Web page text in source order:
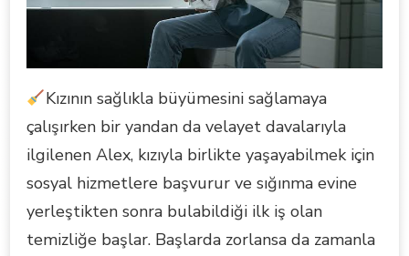
Kızının sağlıkla büyümesini sağlamaya
çalışırken bir yandan da velayet davalarıyla
ilgilenen Alex, kızıyla birlikte yaşayabilmek için
sosyal hizmetlere başvurur ve sığınma evine
yerleştikten sonra bulabildiği ilk iş olan
temizliğe başlar. Başlarda zorlansa da zamanla